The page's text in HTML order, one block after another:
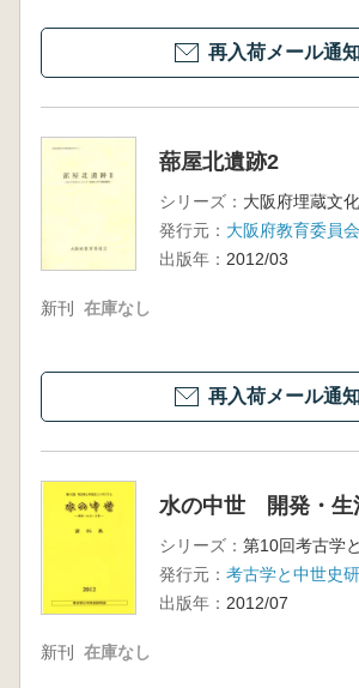
再入荷メール通
蔀屋北遺跡2
シリーズ：
発行元： 大阪府教育委員会
出版年： 2012/03
新刊 在庫なし
再入荷メール通
水の中世 開発・生
シリーズ：
発行元： 考古学と中世史
出版年： 2012/07
新刊 在庫なし